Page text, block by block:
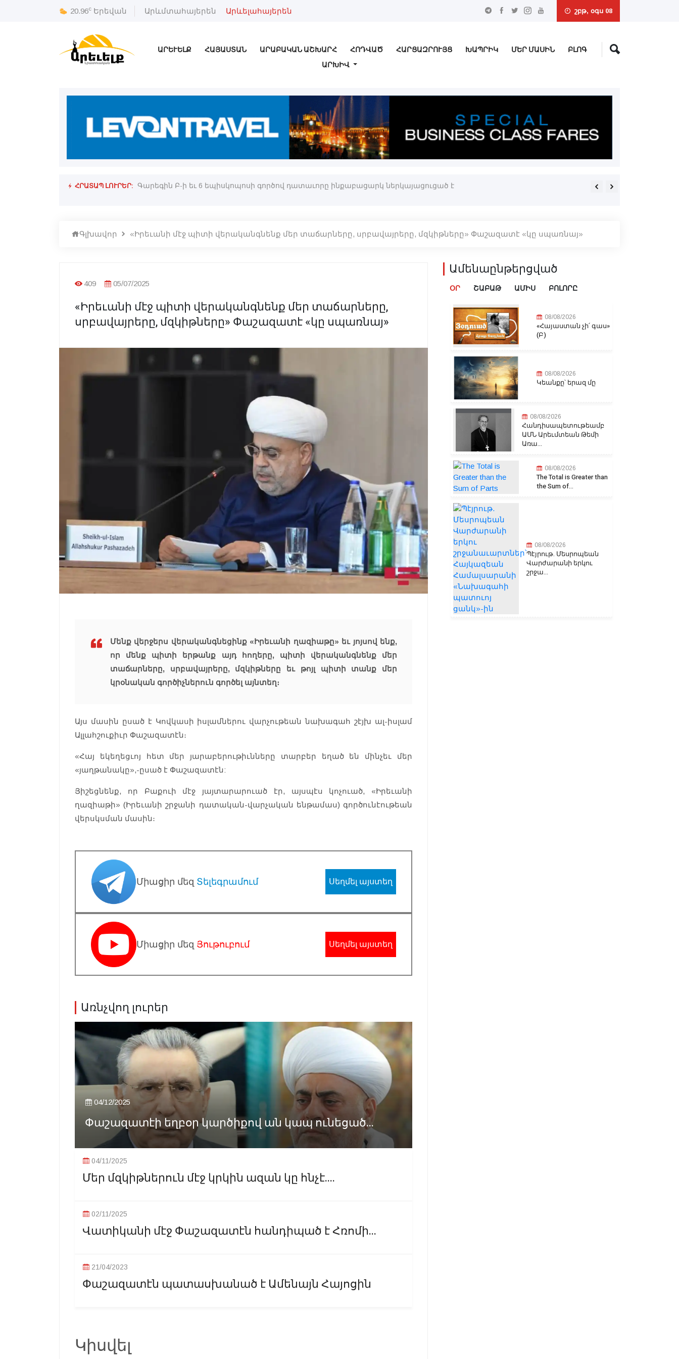
20.96c Երեվան Արևմտահայերեն Արևելահայերեն շբթ, օգս 08
ԱՐԵՒԵԼՔ ՀԱՅԱՍՏԱՆ ԱՐԱԲԱԿԱՆ ԱՇԽԱՐՀ ՀՈԴՎԱԾ ՀԱՐՑԱԶՐՈՒՅՑ ԽԱՊՐԻԿ ՄԵՐ ՄԱՍԻՆ
ԲԼՈԳ
ԱՐԽԻՎ
ՀՐԱՏԱՊ ԼՈՒՐԵՐ: «Եկեղեցական անունով չդիմելը պէտք է դիտարկել քաղաքական դիրքորոշման արտայայտութիւն». Ռուբինեան «Հայաստան չի՛ գաս» (Բ)
Գլխավոր «Իրեւանի մէջ պիտի վերականգնենք մեր տաճարները, սրբավայրերը, մզկիթները» Փաշազատէ «կը սպառնայ»
409 05/07/2025
«Իրեւանի մէջ պիտի վերականգնենք մեր տաճարները,
սրբավայրերը, մզկիթները» Փաշազատէ «կը սպառնայ»
Մենք վերջերս վերականգնեցինք «Իրեւանի ղազիաթը» եւ յոյսով ենք,
որ մենք պիտի երթանք այդ հողերը, պիտի վերականգնենք մեր
տաճարները, սրբավայրերը, մզկիթները եւ թոյլ պիտի տանք մեր
կրօնական գործիչներուն գործել այնտեղ։
Այս մասին ըսած է Կովկասի իսլամներու վարչութեան նախագահ շէյխ ալ-իսլամ
Ալլահշուքիւր Փաշազատէն։
«Հայ եկեղեցւոյ հետ մեր յարաբերութիւնները տարբեր եղած են մինչեւ մեր
«յաղթանակը»,-ըսած է Փաշազատէն:
Յիշեցնենք, որ Բաքուի մէջ յայտարարուած էր, այսպէս կոչուած, «Իրեւանի
ղազիաթի» (Իրեւանի շրջանի դատական-վարչական ենթամաս) գործունէութեան
վերսկսման մասին։
Միացիր մեզ Տելեգրամում Սեղմել այստեղ
Միացիր մեզ Յութուբում Սեղմել այստեղ
Առնչվող լուրեր
04/12/2025
Փաշազատէի եղբօր կարծիքով ան կապ ունեցած...
04/11/2025
Մեր մզկիթներուն մէջ կրկին ազան կը հնչէ....
02/11/2025
Վատիկանի մէջ Փաշազատէն հանդիպած է Հռոմի...
21/04/2023
Փաշազատէն պատասխանած է Ամենայն Հայոցին
Կիսվել
Ամենաընթերցված
ՕՐ ՇԱԲԱԹ ԱՄԻՍ ԲՈԼՈՐԸ
08/08/2026
«Հայաստան չի՛ գաս»
(Բ)
08/08/2026
Կեանքը՝ երազ մը
08/08/2026
Հանդիսապետութեամբ
ԱՄՆ Արեւմտեան Թեմի
Առա...
08/08/2026
The Total is Greater than
the Sum of...
08/08/2026
Պէյրութ. Մեսրոպեան
Վարժարանի երկու
շրջա...